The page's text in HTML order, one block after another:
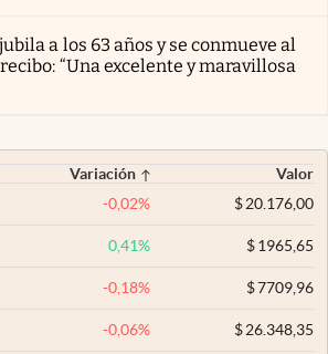
a los 63 años y se conmueve al
“Una excelente y maravillosa
Variación
Valor
-0,02% $20.176,00
0,41% $1965,65
-0,18% $7709,96
-0,06% $26.348,35